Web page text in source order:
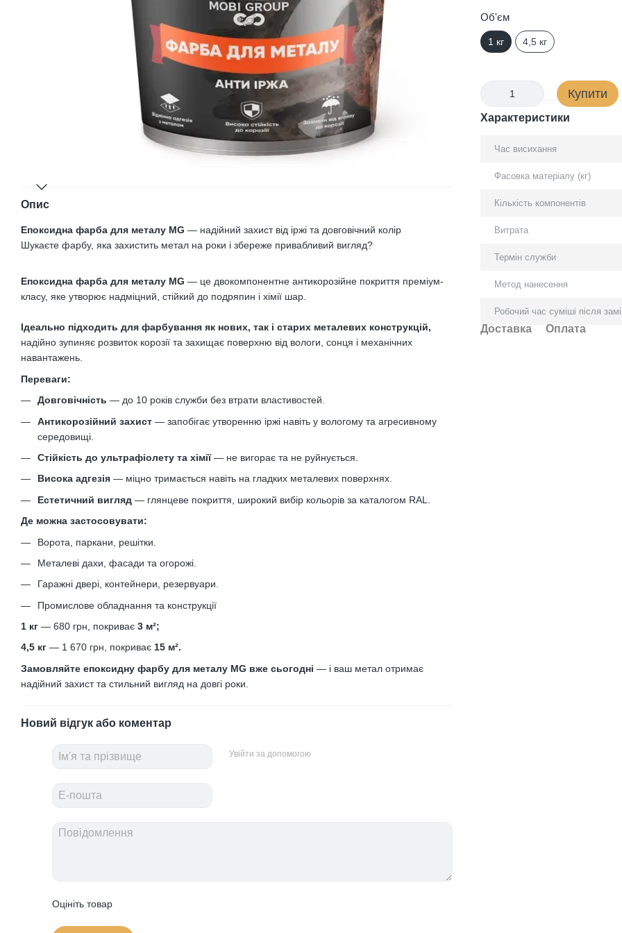
Опис
Епоксидна фарба для металу MG — надійний захист від іржі та довговічний колір
Шукаєте фарбу, яка захистить метал на роки і збереже привабливий вигляд?
Епоксидна фарба для металу MG — це двокомпонентне антикорозійне покриття преміум-
класу, яке утворює надміцний, стійкий до подряпин і хімії шар.
Ідеально підходить для фарбування як нових, так і старих металевих конструкцій,
надійно зупиняє розвиток корозії та захищає поверхню від вологи, сонця і механічних
навантажень.
Переваги:
Довговічність — до 10 років служби без втрати властивостей.
Антикорозійний захист — запобігає утворенню іржі навіть у вологому та агресивному
середовищі.
Стійкість до ультрафіолету та хімії— не вигорає та не руйнується.
Висока адгезія — міцно тримається навіть на гладких металевих поверхнях.
Естетичний вигляд — глянцеве покриття, широкий вибір кольорів за каталогом RAL.
Де можна застосовувати:
Ворота, паркани, решітки.
Металеві дахи, фасади та огорожі.
Гаражні двері, контейнери, резервуари.
Промислове обладнання та конструкції
1 кг — 680 грн, покриває 3 м²;
4,5 кг — 1 670 грн, покриває 15 м².
Замовляйте епоксидну фарбу для металу MG вже сьогодні — і ваш метал отримає
надійний захист та стильний вигляд на довгі роки.
Новий відгук або коментар
Увійти за допомогою
Оцініть товар
Об'єм
1 кг 4,5 кг
Купити
Характеристики
Час висихання
Фасовка матеріалу (кг)
Кількість компонентів
Витрата
Термін служби
Метод нанесення
Робочий час суміші після
Доставка Оплата